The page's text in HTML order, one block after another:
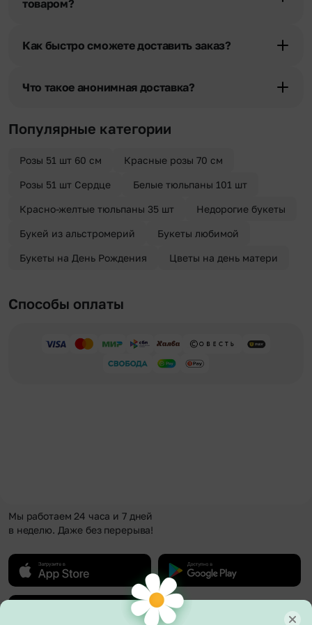
товаром?
разрешения получателя, после чего высылается заказчику на
Как быстро сможете доставить заказ?
отрезка. Хотите получить цветы раньше? Оформите услугу
Что такое анонимная доставка?
«Анонимная доставка». Мы гарантируем анонимность
Популярные категории
Розы 51 шт 60 см Красные розы 70 см
Розы 51 шт Сердце Белые тюльпаны 101 шт
Красно-желтые тюльпаны 35 шт Недорогие букеты
Букей из альстромерий Букеты любимой
Букеты на День Рождения Цветы на день матери
Способы оплаты
Мы работаем 24 часа и 7 дней
в неделю. Даже без перерыва!